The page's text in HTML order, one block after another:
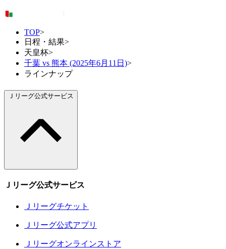
TOP>
日程・結果>
天皇杯>
千葉 vs 熊本 (2025年6月11日)>
ラインナップ
Ｊリーグ公式サービス
Ｊリーグ公式サービス
Ｊリーグチケット
Ｊリーグ公式アプリ
Ｊリーグオンラインストア